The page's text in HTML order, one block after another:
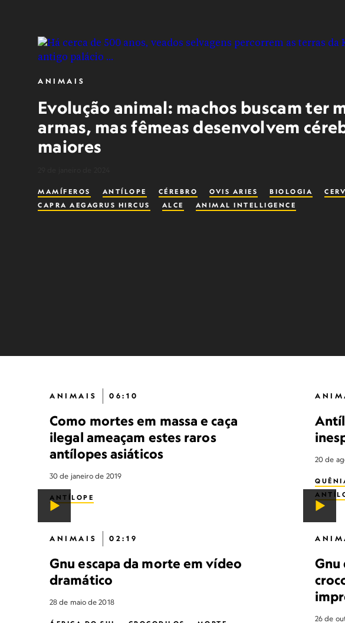
ANIMAIS
Evolução animal: machos buscam ter
armas, mas fêmeas desenvolvem
maiores
MAMÍFEROS ANTÍLOPE CÉREBRO OVIS ARIES BIOLOGIA
CAPRA AEGAGRUS HIRCUS
ALCE ANIMAL INTELLIGENCE
ANIMAIS 06:10
Como mortes em massa e caça
ilegal ameaçam estes raros
antílopes asiáticos
30 de janeiro de 2019
ANTÍLOPE
20 de
ANIMAIS 02:19
Gnu escapa da morte em vídeo
dramático
28 de maio de 2018
Gnu
26 de